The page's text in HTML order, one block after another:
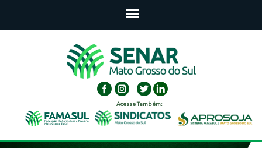
Acesse Também: